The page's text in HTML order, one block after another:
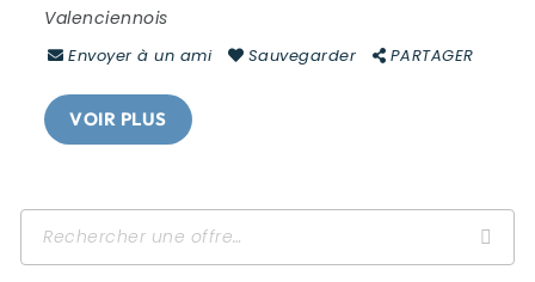
Valenciennois
Envoyer à un ami Sauvegarder PARTAGER
VOIR PLUS
Rechercher